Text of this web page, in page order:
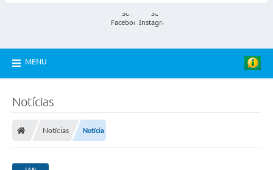
MENU
Notícias
Notícias Notícia